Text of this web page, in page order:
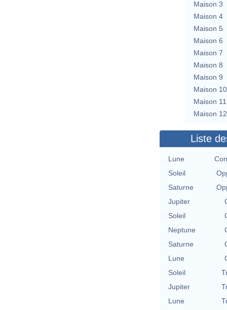
Maison 3
Maison 4
Maison 5
Maison 6
Maison 7
Maison 8
Maison 9
Maison 10
Maison 11
Maison 12
Liste
Lune
Soleil
Saturne
Jupiter
Soleil
Neptune
Saturne
Lune
Soleil
Jupiter
Lune